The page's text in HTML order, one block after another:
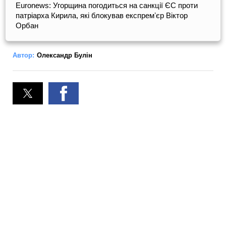
Euronews: Угорщина погодиться на санкції ЄС проти
патріарха Кирила, які блокував експремʼєр Віктор
Орбан
Автор: Олександр Булін